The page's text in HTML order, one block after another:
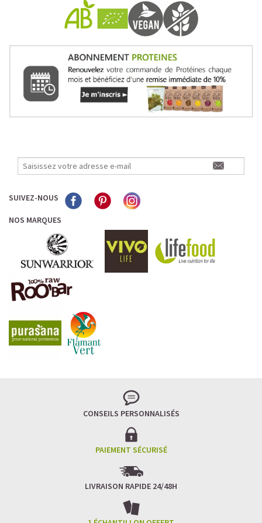
SUIVEZ-NOUS
NOS MARQUES
CONSEILS PERSONNALISÉS
PAIEMENT SÉCURISÉ
LIVRAISON RAPIDE 24/48H